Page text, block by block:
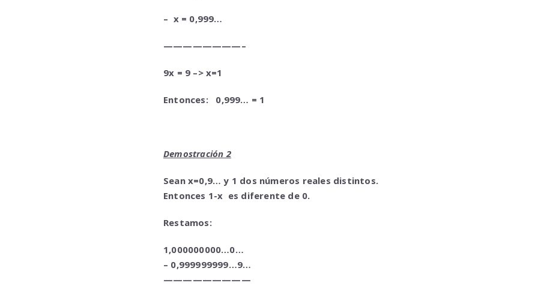
– x = 0,999…
————————–
9x = 9 –> x=1
Entonces: 0,999… = 1
Demostración 2
Sean x=0,9… y 1 dos números reales distintos.
Entonces 1-x es diferente de 0.
Restamos:
1,000000000…0…
– 0,999999999…9…
—————————